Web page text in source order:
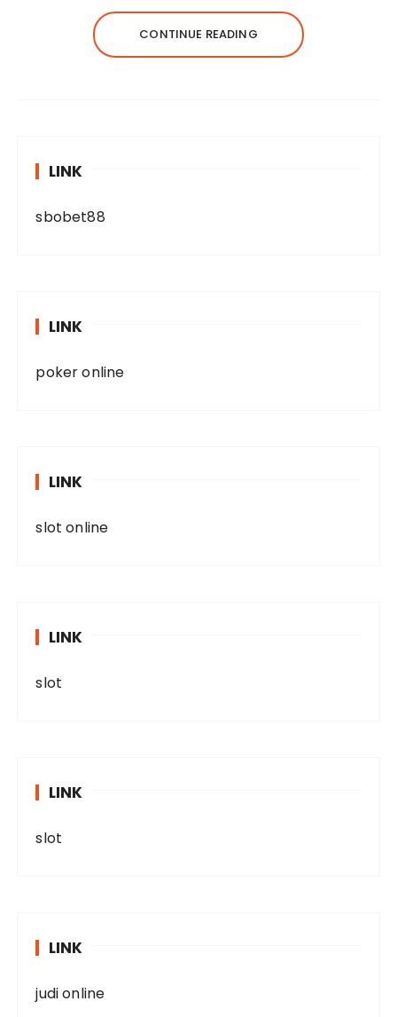
CONTINUE READING
LINK
sbobet88
LINK
poker online
LINK
slot online
LINK
slot
LINK
slot
LINK
judi online